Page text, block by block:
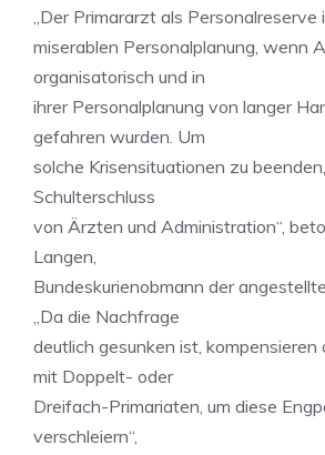
„Der Primararzt als Personalreserve
miserablen Personalplanung, wenn
organisatorisch und in
ihrer Personalplanung von langer
gefahren wurden. Um
solche Krisensituationen zu
Schulterschluss
von Ärzten und Administration“,
Langen,
Bundeskurienobmann der
„Da die Nachfrage
deutlich gesunken ist, kompensieren
mit Doppelt- oder
Dreifach-Primariaten, um diese
verschleiern“,